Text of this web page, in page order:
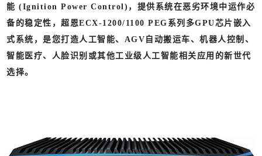
能 (Ignition Power Control)，提供系统在恶劣环境中运作必
备的稳定性，超恩ECX-1200/1100 PEG系列多GPU芯片嵌入
式系统，是您打造人工智能、AGV自动搬运车、机器人控制、
智能医疗、人脸识别或其他工业级人工智能相关应用的新世代
选择。